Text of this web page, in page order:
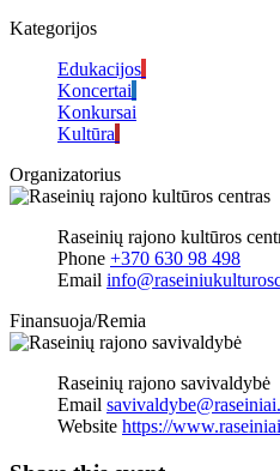
Kategorijos
Edukacijos
Koncertai
Konkursai
Kultūra
Organizatorius
Raseinių rajono kultūros
Phone +370 630 98 498
Email
Finansuoja/Remia
Raseinių rajono savivaldybė
Email
Website https://